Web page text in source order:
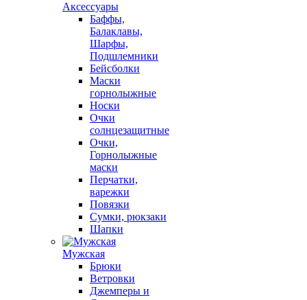
Аксессуары
Баффы,
Балаклавы,
Шарфы,
Подшлемники
Бейсболки
Маски
горнолыжные
Носки
Очки
солнцезащитные
Очки,
Горнолыжные
маски
Перчатки,
варежки
Повязки
Сумки, рюкзаки
Шапки
Мужская
Брюки
Ветровки
Джемперы и